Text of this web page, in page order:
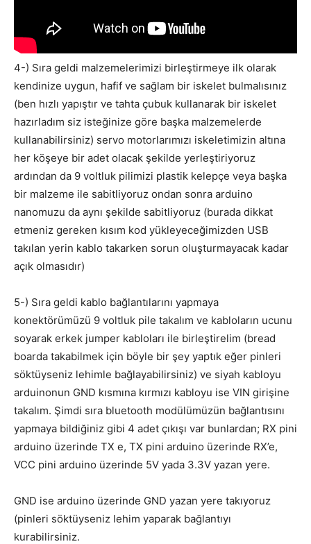
4-) Sıra geldi malzemelerimizi birleştirmeye ilk olarak
kendinize uygun, hafif ve sağlam bir iskelet bulmalısınız
(ben hızlı yapıştır ve tahta çubuk kullanarak bir iskelet
hazırladım siz isteğinize göre başka malzemelerde
kullanabilirsiniz) servo motorlarımızı iskeletimizin altına
her köşeye bir adet olacak şekilde yerleştiriyoruz
ardından da 9 voltluk pilimizi plastik kelepçe veya başka
bir malzeme ile sabitliyoruz ondan sonra arduino
nanomuzu da aynı şekilde sabitliyoruz (burada dikkat
etmeniz gereken kısım kod yükleyeceğimizden USB
takılan yerin kablo takarken sorun oluşturmayacak kadar
açık olmasıdır)
5-) Sıra geldi kablo bağlantılarını yapmaya
konektörümüzü 9 voltluk pile takalım ve kabloların ucunu
soyarak erkek jumper kabloları ile birleştirelim (bread
boarda takabilmek için böyle bir şey yaptık eğer pinleri
söktüyseniz lehimle bağlayabilirsiniz) ve siyah kabloyu
arduinonun GND kısmına kırmızı kabloyu ise VIN girişine
takalım. Şimdi sıra bluetooth modülümüzün bağlantısını
yapmaya bildiğiniz gibi 4 adet çıkışı var bunlardan; RX pini
arduino üzerinde TX e, TX pini arduino üzerinde RX’e,
VCC pini arduino üzerinde 5V yada 3.3V yazan yere.
GND ise arduino üzerinde GND yazan yere takıyoruz
(pinleri söktüyseniz lehim yaparak bağlantıyı
kurabilirsiniz.